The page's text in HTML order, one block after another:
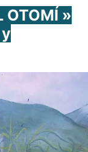
OTOMÍ »